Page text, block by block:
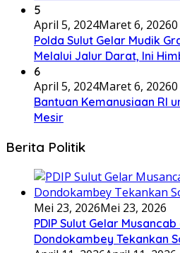
5
April 5, 2024Maret 6, 2026
Polda Sulut Gelar Mudik
Melalui Jalur Darat, Ini
6
April 5, 2024Maret 6, 2026
Bantuan Kemanusiaan RI
Mesir
Berita Politik
Mei 23, 2026Mei 23, 2026
PDIP Sulut Gelar
Dondokambey Tekankan